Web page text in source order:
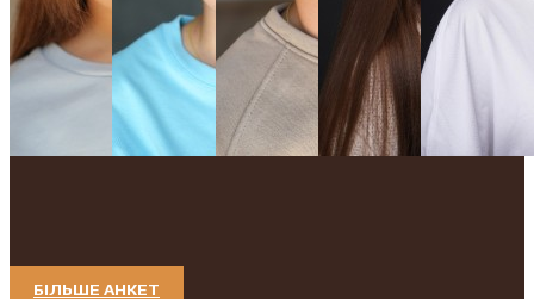
БІЛЬШЕ АНКЕТ